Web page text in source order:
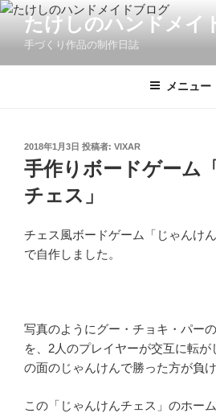
コ
ン
たけしのハンドメイ
手づくり作品の制作日誌
メニュー
投
稿
日:
2018年1月3日 投稿者: VIXAR
手作りボードゲーム
チェス」
チェス風ボードゲーム「じゃんけ
で自作しました。
写真のようにグー・チョキ・パー
を、2人のプレイヤーが交互に転が
の面のじゃんけんで勝った方が負
この「じゃんけんチェス」のホー